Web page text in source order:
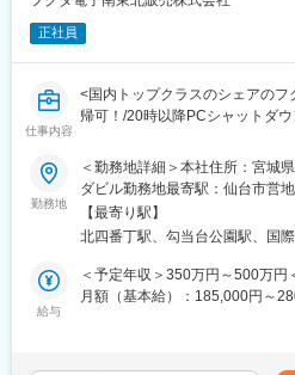
ェクトが出るまで保留）となる
■エリアを跨ぐ転勤なし：
初任地希望だけでなく、エリア
て、アサインを検討します。
■キャリアの選択肢を広げる働き
スペシャリティ領域への挑戦、
会、自身の強みを活かしたPJ相
を通じて、その時々に応じたプ
シブルにキャリアが形成できま
正社員
仕事内容
<国内トップクラスのシェアの
帰可！/20時以降PCシャットダ
等の提案営業を行います。フク
ア拡大を目指し、提案営業をお
■業務内容
仙台本社では30～40代のメンバ
国公立病院、開業医、クリニッ
行います。ドクターや研究者の
勤務地
＜勤務地詳細＞本社住所：宮城
ダビル勤務地最寄駅：仙台市営
策：屋内喫煙可能場所あり
【最寄り駅】
北四番丁駅、勾当台公園駅、国
給与
＜予定年収＞350万円～500万円
月額（基本給）：185,000円～